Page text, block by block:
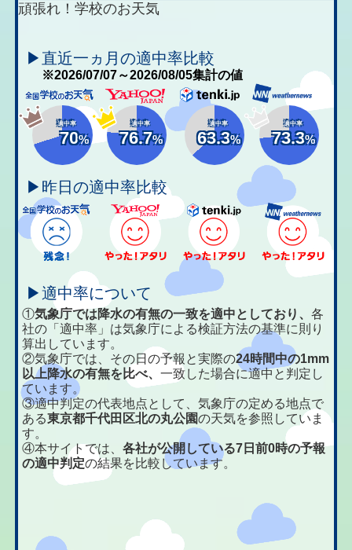
頑張れ！学校のお天気
▶直近一ヵ月の適中率比較
※2026/07/07～2026/08/05集計の値
適中率
70%
適中率
76.7%
適中率
63.3%
適中率
73.3%
▶昨日の適中率比較
▶適中率について
①気象庁では降水の有無の一致を適中としており、各
社の「適中率」は気象庁による検証方法の基準に則り
算出しています。
②気象庁では、その日の予報と実際の24時間中の1mm
以上降水の有無を比べ、一致した場合に適中と判定し
ています。
③適中判定の代表地点として、気象庁の定める地点で
ある東京都千代田区北の丸公園の天気を参照していま
す。
④本サイトでは、各社が公開している7日前0時の予報
の適中判定の結果を比較しています。